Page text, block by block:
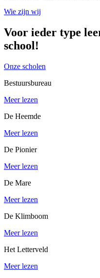
Wie zijn wij
Voor ieder type
school!
Onze scholen
Bestuursbureau
Meer lezen
De Heemde
Meer lezen
De Pionier
Meer lezen
De Mare
Meer lezen
De Klimboom
Meer lezen
Het Letterveld
Meer lezen